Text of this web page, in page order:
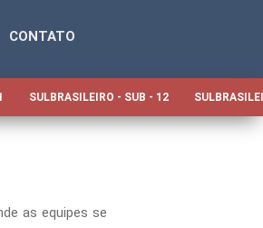
CONTATO
SULBRASILEIRO - SUB - 12
as equipes se